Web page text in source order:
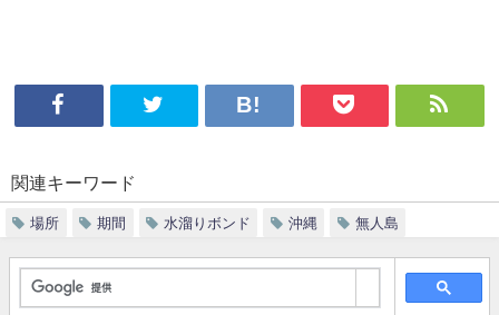
関連キーワード
場所 期間 水溜りボンド 沖縄 無人島